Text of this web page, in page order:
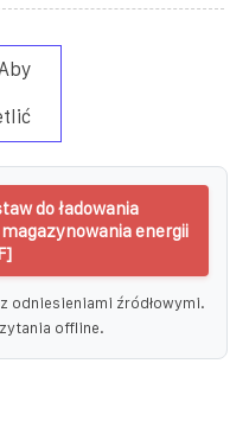
do ładowania
energii
odniesieniami źródłowymi.
offline.